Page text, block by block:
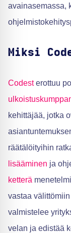
avainasemassa,
Miksi
Codesterottuu
kehittäjää, jotka
räätälöityihin
lisääminen ja
ketterä
vastaa
valmistelee
velan ja edistää